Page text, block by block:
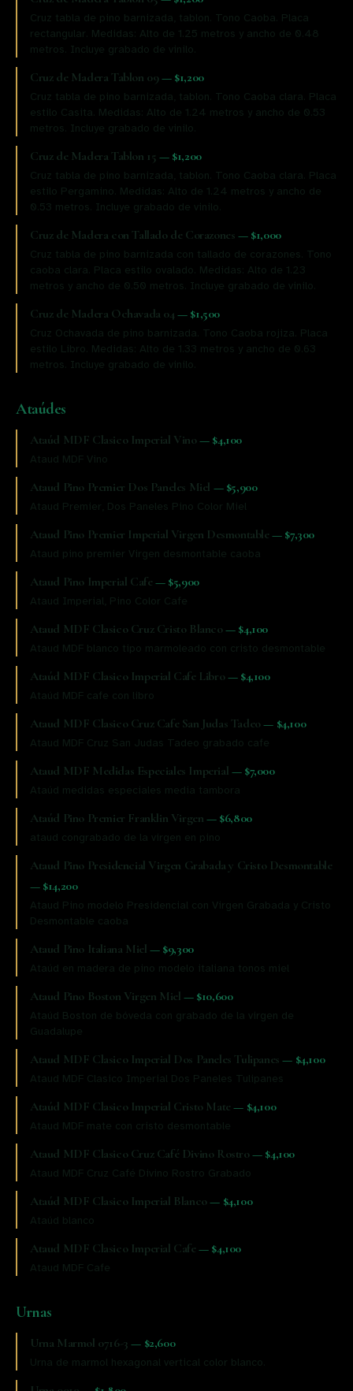
Cruz tabla de pino barnizada, tablon. Tono Caoba. Placa
rectangular. Medidas: Alto de 1.25 metros y ancho de 0.48
metros. Incluye grabado de vinilo.
Cruz de Madera Tablon 09— $1,200
Cruz tabla de pino barnizada, tablon. Tono Caoba clara. Placa
estilo Casita. Medidas: Alto de 1.24 metros y ancho de 0.53
metros. Incluye grabado de vinilo.
Cruz de Madera Tablon 15 — $1,200
Cruz tabla de pino barnizada, tablon. Tono Caoba clara. Placa
estilo Pergamino. Medidas: Alto de 1.24 metros y ancho de
0.53 metros. Incluye grabado de vinilo.
Cruz de Madera con Tallado de Corazones — $1,000
Cruz tabla de pino barnizada con tallado de corazones. Tono
caoba clara. Placa estilo ovalado. Medidas: Alto de 1.23
metros y ancho de 0.50 metros. Incluye grabado de vinilo.
Cruz de Madera Ochavada 04 — $1,500
Cruz Ochavada de pino barnizada. Tono Caoba rojiza. Placa
estilo Libro. Medidas: Alto de 1.33 metros y ancho de 0.63
metros. Incluye grabado de vinilo.
Ataúdes
Ataúd MDF Clasico Imperial Vino — $4,100
Ataud MDF Vino
Ataud Pino Premier Dos Paneles Miel — $5,900
Ataud Premier, Dos Paneles Pino Color Miel
Ataud Pino Premier Imperial Virgen Desmontable — $7,300
Ataud pino premier Virgen desmontable caoba
Ataud Pino Imperial Cafe — $5,900
Ataud Imperial, Pino Color Cafe
Ataud MDF Clasico Cruz Cristo Blanco — $4,100
Ataud MDF blanco tipo marmoleado con cristo desmontable
Ataúd MDF Clasico Imperial Cafe Libro — $4,100
Ataúd MDF cafe con libro
Ataud MDF Clasico Cruz Cafe San Judas Tadeo — $4,100
Ataud MDF Cruz San Judas Tadeo grabado cafe
Ataud MDF Medidas Especiales Imperial — $7,000
Ataúd medidas especiales media tambora
Ataúd Pino Premier Franklin Virgen — $6,800
ataud congrabado de la virgen en pino
Ataud Pino Presidencial Virgen Grabada y Cristo Desmontable
— $14,200
Ataud Pino modelo Presidencial con Virgen Grabada y Cristo
Desmontable caoba
Ataud Pino Italiana Miel — $9,300
Ataúd en madera de pino modelo italiana tonos miel
Ataud Pino Boston Virgen Miel — $10,600
Ataúd Boston de bóveda con grabado de la virgen de
Guadalupe
Ataud MDF Clasico Imperial Dos Paneles Tulipanes — $4,100
Ataud MDF Clasico Imperial Dos Paneles Tulipanes
Ataúd MDF Clasico Imperial Cristo Mate — $4,100
Ataud MDF mate con cristo desmontable
Ataud MDF Clasico Cruz Café Divino Rostro — $4,100
Ataud MDF Cruz Café Divino Rostro Grabado
Ataúd MDF Clasico Imperial Blanco — $4,100
Ataúd blanco
Ataud MDF Clasico Imperial Cafe — $4,100
Ataud MDF Cafe
Urnas
Urna Marmol 0716-3 — $2,600
Urna de marmol hexagonal vertical color blanco.